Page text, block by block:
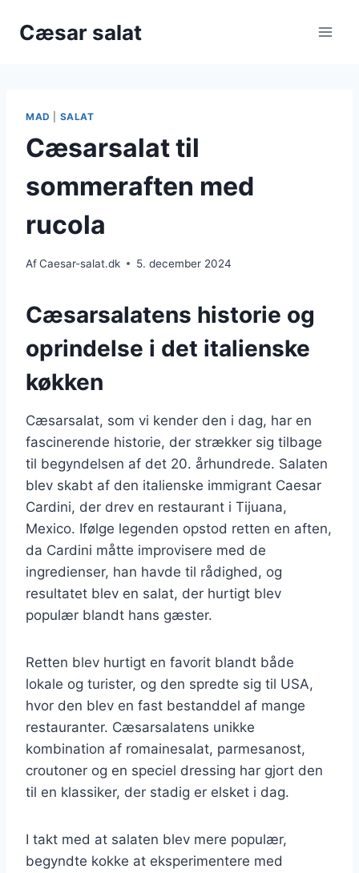
Cæsar salat
MAD SALAT
Cæsarsalat til
sommeraften med
rucola
AfCaesar-salat.dk 5. december 2024
Cæsarsalatens historie og
oprindelse i det italienske
køkken
Cæsarsalat, som vi kender den i dag, har en
fascinerende historie, der strækker sig tilbage
til begyndelsen af det 20. århundrede. Salaten
blev skabt af den italienske immigrant Caesar
Cardini, der drev en restaurant i Tijuana,
Mexico. Ifølge legenden opstod retten en aften,
da Cardini måtte improvisere med de
ingredienser, han havde til rådighed, og
resultatet blev en salat, der hurtigt blev
populær blandt hans gæster.
Retten blev hurtigt en favorit blandt både
lokale og turister, og den spredte sig til USA,
hvor den blev en fast bestanddel af mange
restauranter. Cæsarsalatens unikke
kombination af romainesalat, parmesanost,
croutoner og en speciel dressing har gjort den
til en klassiker, der stadig er elsket i dag.
I takt med at salaten blev mere populær,
begyndte kokke at eksperimentere med